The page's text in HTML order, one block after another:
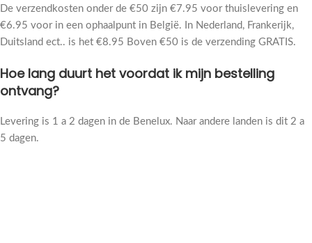
De verzendkosten onder de €50 zijn €7.95 voor thuislevering en
€6.95 voor in een ophaalpunt in België. In Nederland, Frankerijk,
Duitsland ect.. is het €8.95 Boven €50 is de verzending GRATIS.
Hoe lang duurt het voordat ik mijn bestelling
ontvang?
Levering is 1 a 2 dagen in de Benelux. Naar andere landen is dit 2 a
5 dagen.